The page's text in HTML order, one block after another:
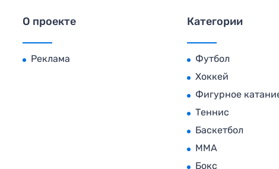
О проекте
Реклама
Категории
Футбол
Хоккей
Фигурное
Теннис
Баскетбол
MMA
Бокс